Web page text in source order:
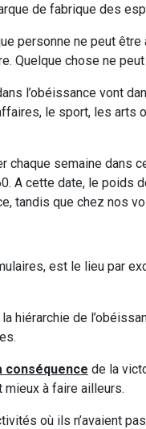
de fabrique des
personne ne peut
Quelque chose ne
l’obéissance vont
le sport, les arts
semaine dans
cette date, le poids
tandis que chez nos
est le lieu par
hiérarchie de
conséquence de la
à faire ailleurs.
où ils n’avaient